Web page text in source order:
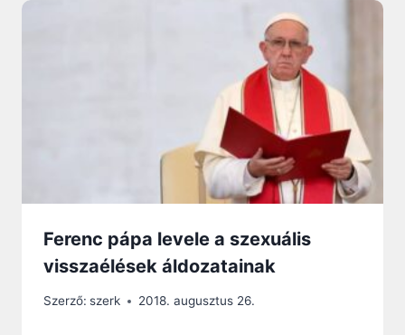
Ferenc pápa levele a szexuális
visszaélések áldozatainak
Szerző: szerk 2018. augusztus 26.